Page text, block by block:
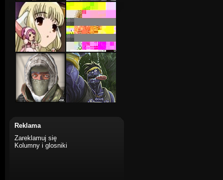
Reklama
Zareklamuj się
Kolumny i glosniki